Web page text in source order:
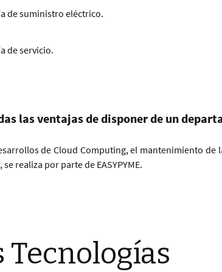
de suministro eléctrico.
de servicio.
las ventajas de disponer de un
de Cloud Computing, el mantenimiento
realiza por parte de EASYPYME.
Tecnologías